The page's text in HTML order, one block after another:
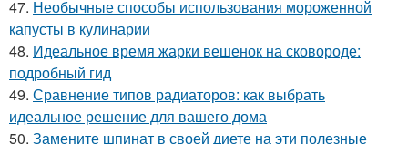
47. Необычные способы использования мороженной
капусты в кулинарии
48. Идеальное время жарки вешенок на сковороде:
подробный гид
49. Сравнение типов радиаторов: как выбрать
идеальное решение для вашего дома
50. Замените шпинат в своей диете на эти полезные